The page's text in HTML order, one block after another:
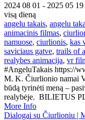
2024 08 01 - 2025 05
visą dieną
angelu takais, angelu
animacinis filmas,
namuose, ciurlionis, kas
saviciaus gatve, trails of
realybes animacija, vr
#AngeluTakais https://
M. K. Čiurlionio namai
būdą tyrinėti meną –
realybėje. BILIETUS
More Info
Dialogai su Čiurlioniu |